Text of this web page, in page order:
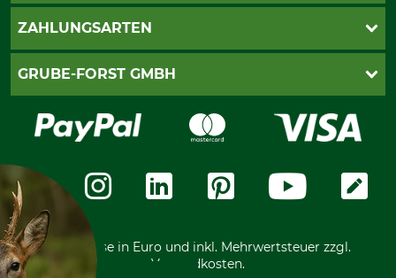
AGB
Widerrufsformular
Zahlungsarten
ZAHLUNGSARTEN
PayPal
Rechnung
Vorkasse
GRUBE-FORST GMBH
Karriere
Über uns
Community
International
*Alle Preise in Euro und inkl. Mehrwertsteuer zzgl.
Versandkosten.